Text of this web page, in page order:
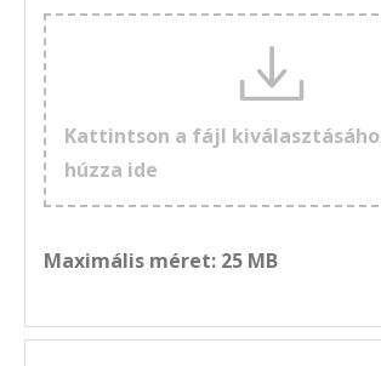
Kattintson a fájl
húzza ide
Maximális méret: 25 MB